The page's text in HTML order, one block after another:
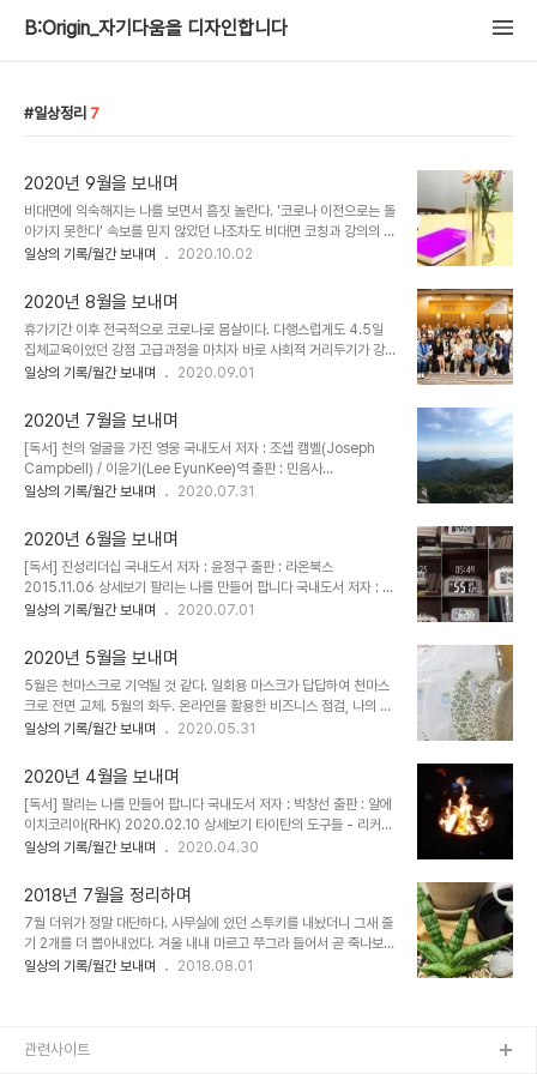
B:Origin_자기다움을 디자인합니다
일상정리 7
2020년 9월을 보내며
비대면에 익숙해지는 나를 보면서 흠짓 놀란다. '코로나 이전으로는 돌
아가지 못한다' 속보를 믿지 않았던 나조차도 비대면 코칭과 강의의 편
리함을 알아버렸다. 앞으로 디폴트는 온라인일 것이라는 사실은 변함
는 기간이었다. [독서] 김미경의 리부트 국내도서 저자 : 김미경 출판 :
웅진지식하우스 2020.07.01 상세보기 천의 얼굴을 가진 영웅 국내
도서 저자 : 조셉 캠벨(Joseph Campbell) / 이윤기(Lee
EyunKee)역 출판 : 민음사 2018.03.30 상세보기 심미안 수업 국
내도서 저자 : 윤광준 출판 : 지와인 2018.12.14 상세보기 [코칭/강
룹..
일상의 기록/월간 보내며 2020.10.02
2020년 8월을 보내며
휴가기간 이후 전국적으로 코로나로 몸살이다. 다행스럽게도 4.5일
집체교육이었던 강점 고급과정을 마치자 바로 사회적 거리두기가 강
화되었다. 지금은 2단계에서 한층 강화된 2.5로 격상되었다. 평소에
8월은 집콕하여 온라인 모드로 전환하는 달이었다 기록될듯 하다. [독
서] [코칭/강의/프로젝트] 커리어 코칭이 끝났다. 진행중이다. 모여서
성과공유회를 해야하는데 코로나로 인해 취소되고 온라인으로 의미있
게 진행했다. 코로나 특별 편성으로 1회기 커리어 상담을 진행, 1회기
라 아쉬움이 있지만 그래도 최선을 다했다. L사의 팀장들을 대상으로
성장의 기회를 주셔서 감사하다. 이어..
일상의 기록/월간 보내며 2020.09.01
2020년 7월을 보내며
[독서] 천의 얼굴을 가진 영웅 국내도서 저자 : 조셉 캠벨(Joseph
Campbell) / 이윤기(Lee EyunKee)역 출판 : 민음사
2018.03.30 상세보기 [코칭/강의/프로젝트] 작년에 이어 커리어 코
에서 기쁨을 나눌 시간을 기대한다. 김상임 코치님의 책 에 소개된 마
음일기를 온라인 챌린지로 기획해서 14일 마음일기 프로모션을 성공
적으로 마무리했다. 32분이 신청해 10분이 완료하고 이중에 5분만이
두번째 미션인 책리뷰를 작성함으로서 최종 워크숍 참여 기회를 얻었
다. 슈퍼비전 형식으로 진행했다. 아직 정식 인증 코치에 생각이 없으
비하는 코치님들을 도와 코..
일상의 기록/월간 보내며 2020.07.31
2020년 6월을 보내며
[독서] 진성리더십 국내도서 저자 : 윤정구 출판 : 라온북스
2015.11.06 상세보기 팔리는 나를 만들어 팝니다 국내도서 저자 : 박
창선 출판 : 알에이치코리아(RHK) 2020.02.10 상세보기 [코칭/강
다. 담당자가 바뀌고 처음 합을 맞춰보는 과정에 염려도 있었으나 순항
중이다. 담당 선생님이 내 일정을 배려해 새로운 강의도 연결해주심.
올해도 코칭과 강의로 좋은 인연이 맺어질 것 같다. 북부여성발전센터
창업보육매니저 과정에 2주 강의를 맡았다. 투명보호막에 마스크 쓰
고 강의하느라 호흡곤란이 왔다. 코로나로 생전 처음 겪는 일이 많다.
했다. 템플스테이 참여자들에게 코칭..
일상의 기록/월간 보내며 2020.07.01
2020년 5월을 보내며
5월은 천마스크로 기억될 것 같다. 일회용 마스크가 답답하여 천마스
크로 전면 교체. 5월의 화두. 온라인을 활용한 비즈니스 점검, 나의 핵
심역량에 집중하자, 그럼에도 불구하고 코칭, 어떻게 일상을 지킬 것인
김용섭 출판 : 퍼블리온 2020.04.20 상세보기 진정성의 여정 Self
On 국내도서 저자 : 이창준 출판 : 플랜비디자인 2020.05.08 상세
보기 [코칭/강의/프로젝트] 이번달은 내 핵심 역량에 집중해보는 한달
이었다. 온라인 클래스 홈페이지를 제작하는데 주력하고 영상 촬영을
시작했다. 빠르게 실행하고 보완하는 방식으로 운영해보자. 작년에 이
어려워서 주말 대..
일상의 기록/월간 보내며 2020.05.31
2020년 4월을 보내며
[독서] 팔리는 나를 만들어 팝니다 국내도서 저자 : 박창선 출판 : 알에
이치코리아(RHK) 2020.02.10 상세보기 타이탄의 도구들 - 리커버
에디션 국내도서 저자 : 팀 페리스(Tim Ferriss) / 박선령,정지현역
국내도서 저자 : 김범준 출판 : 비즈니스북스 2018.06.29 상세보기
[코칭/강의/프로젝트] 이번 코로나로 나는 내 핵심 역량이 무엇인지를
생각해보는 계기가 되었다. 코칭역량에 더해 IT를 활용할수 있는 능력
이 있다는 것이었다. 한동안 그 능력이 자칫 코치로서 살고자 하는 나
의 계획에 방해가 될거라 생각해서 숨기는 기능이었는데 이번 사태를
일상의 기록/월간 보내며 2020.04.30
2018년 7월을 정리하며
7월 더위가 정말 대단하다. 사무실에 있던 스투키를 내놨더니 그새 줄
기 2개를 더 뽑아내었다. 겨울 내내 마르고 쭈그라 들어서 곧 죽나보다
했는데 거침없이 솟구치는 속도를 보니 분갈이 해줘야 하는거 아닌가
국내도서저자 : 쉐럴 리처드슨출판 : 대교북스캔 2008.05.20상세
일상의 기록/월간 보내며 2018.08.01
관련사이트